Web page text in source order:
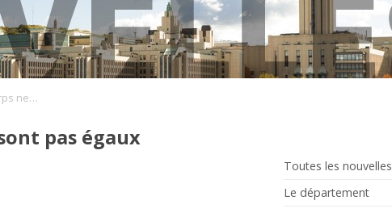
COVID-19: tous les anticorps ne sont pas égaux devant le virus
Toutes les nouvelles
Le département
pas égaux